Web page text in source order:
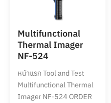
Multifunctional
Thermal Imager
NF-524
หน้าแรก Tool and Test
Multifunctional Thermal
Imager NF-524 ORDER